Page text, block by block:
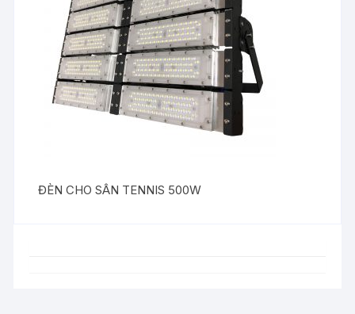
ĐÈN CHO SÂN TENNIS 500W